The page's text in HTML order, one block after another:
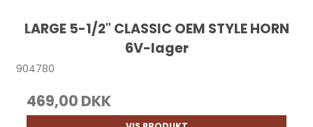
LARGE 5-1/2" CLASSIC OEM STYLE HORN
6V-lager
904780
469,00 DKK